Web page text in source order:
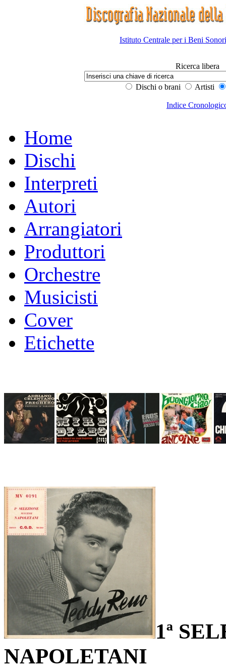
Istituto Centrale per i Beni
Ricerca libera
Dischi o brani Artisti
Indice
Home
Dischi
Interpreti
Autori
Arrangiatori
Produttori
Orchestre
Musicisti
Cover
Etichette
1ª
NAPOLETANI